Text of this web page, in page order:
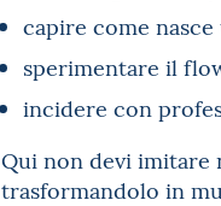
capire come nasce
sperimentare il
incidere con
Qui non devi imitare
trasformandolo in